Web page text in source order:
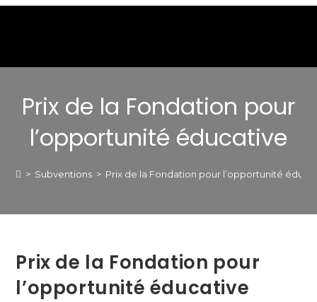
Prix ​​de la Fondation pour
l’opportunité éducative
> Subventions > Prix ​​de la Fondation pour l’opportunité
Prix ​​de la Fondation pour
l’opportunité éducative